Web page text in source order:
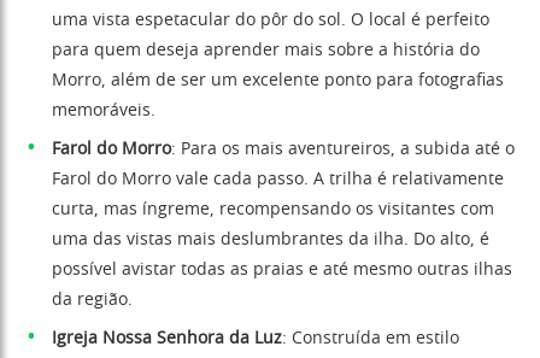
uma vista espetacular do pôr do sol. O local é perfeito
para quem deseja aprender mais sobre a história do
Morro, além de ser um excelente ponto para fotografias
memoráveis.
Farol do Morro: Para os mais aventureiros, a subida até o
Farol do Morro vale cada passo. A trilha é relativamente
curta, mas íngreme, recompensando os visitantes com
uma das vistas mais deslumbrantes da ilha. Do alto, é
possível avistar todas as praias e até mesmo outras ilhas
da região.
Igreja Nossa Senhora da Luz: Construída em estilo